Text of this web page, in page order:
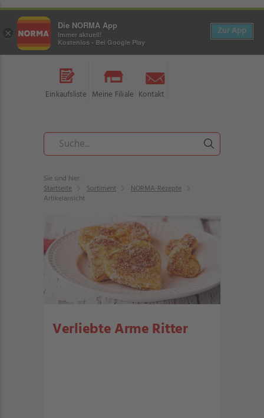
Einkaufsliste Meine Filiale Kontakt
Sie sind hier:
Startseite
Sortiment
NORMA-Rezepte
Artikelansicht
Verliebte Arme Ritter
×
Die NORMA App
Immer aktuell!
Kostenlos - Bei Google Play
Zur App